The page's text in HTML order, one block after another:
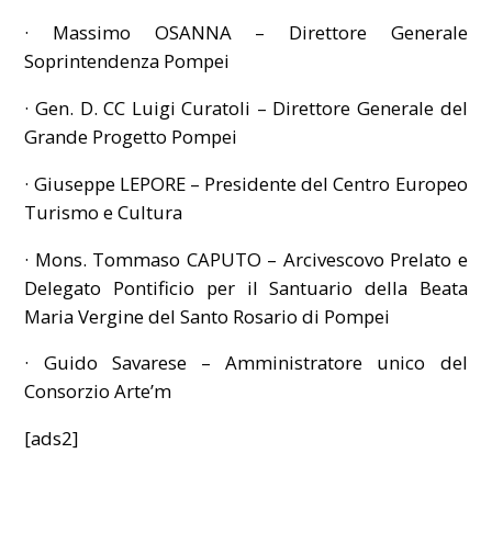
· Massimo OSANNA – Direttore Generale
Soprintendenza Pompei
· Gen. D. CC Luigi Curatoli – Direttore Generale del
Grande Progetto Pompei
· Giuseppe LEPORE – Presidente del Centro Europeo
Turismo e Cultura
· Mons. Tommaso CAPUTO – Arcivescovo Prelato e
Delegato Pontificio per il Santuario della Beata
Maria Vergine del Santo Rosario di Pompei
· Guido Savarese – Amministratore unico del
Consorzio Arte’m
[ads2]